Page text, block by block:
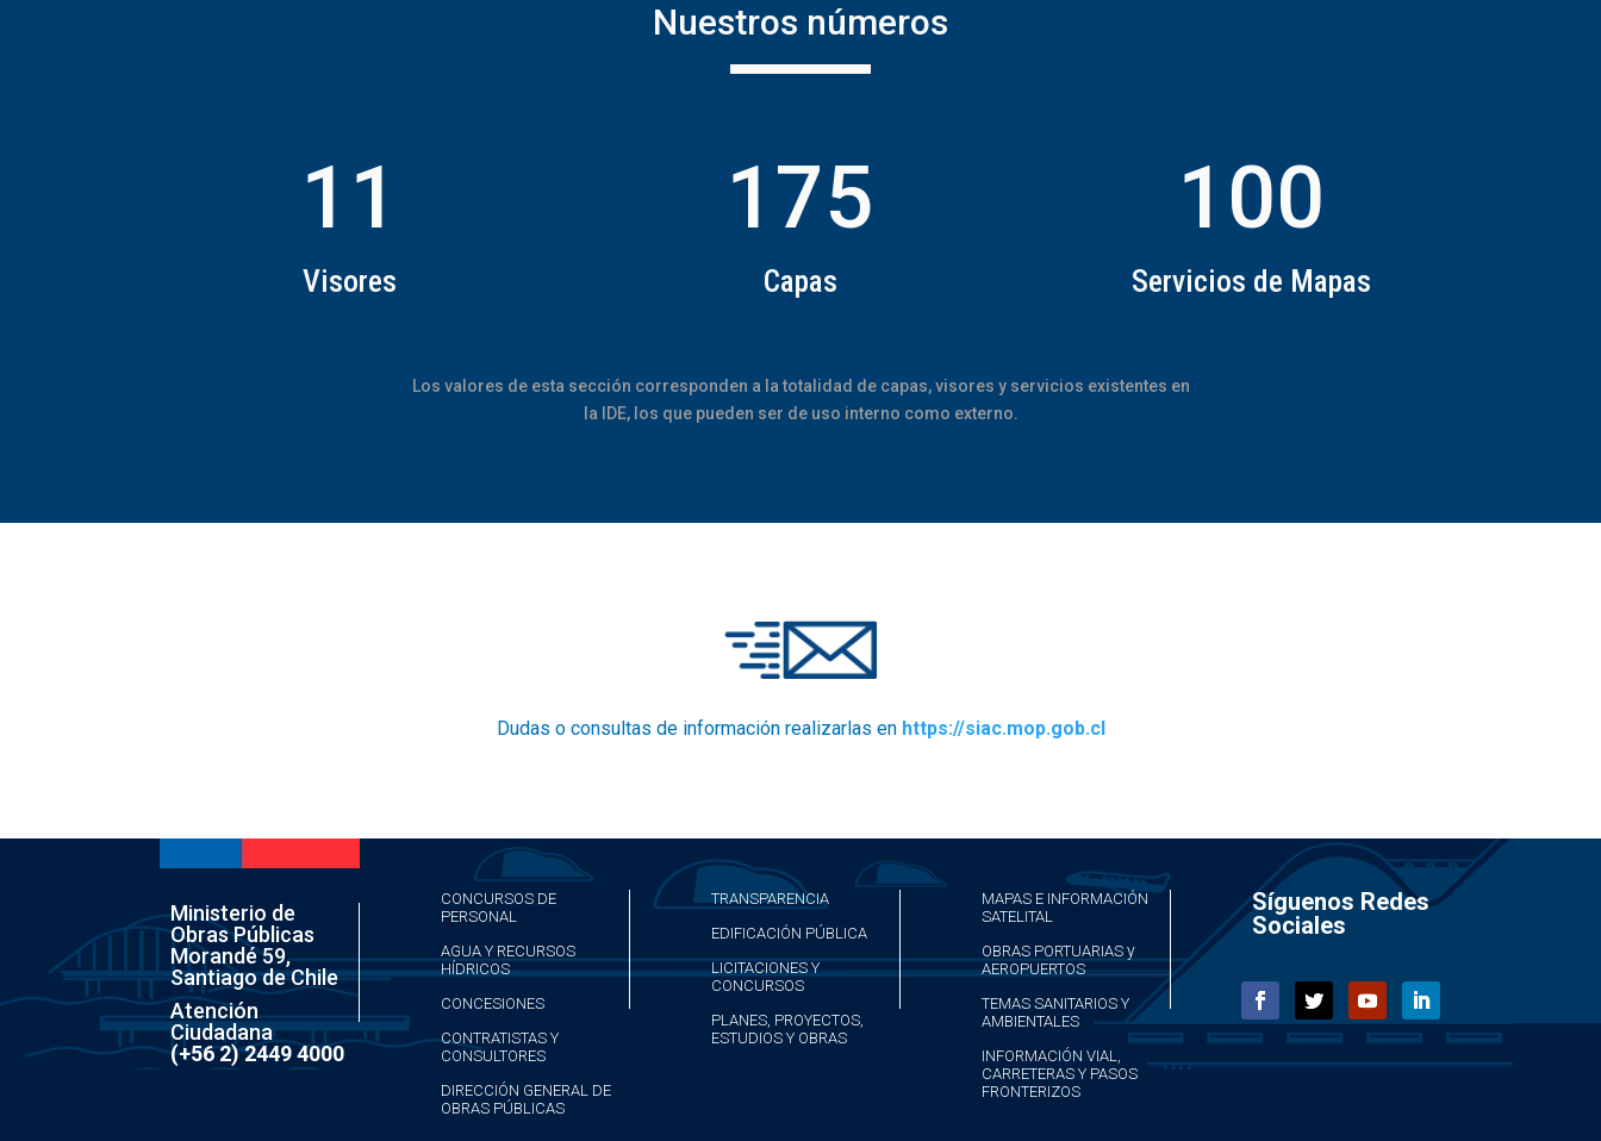
Nuestros números
11
Visores
175
Capas
100
Servicios de Mapas
Los valores de esta sección corresponden a la totalidad de capas, visores y servicios existentes en
la IDE, los que pueden ser de uso interno como externo.
Dudas o consultas de información realizarlas en https://siac.mop.gob.cl
Ministerio de
Obras Públicas
Morandé 59,
Santiago de Chile
Atención
Ciudadana
(+56 2) 2449 4000
CONCURSOS DE
PERSONAL
AGUA Y RECURSOS
HÍDRICOS
CONCESIONES
CONTRATISTAS Y
CONSULTORES
DIRECCIÓN GENERAL DE
OBRAS PÚBLICAS
TRANSPARENCIA
EDIFICACIÓN PÚBLICA
LICITACIONES Y
CONCURSOS
PLANES, PROYECTOS,
ESTUDIOS Y OBRAS
MAPAS E INFORMACIÓN
SATELITAL
OBRAS PORTUARIAS y
AEROPUERTOS
TEMAS SANITARIOS Y
AMBIENTALES
INFORMACIÓN VIAL,
CARRETERAS Y PASOS
FRONTERIZOS
Síguenos Redes
Sociales